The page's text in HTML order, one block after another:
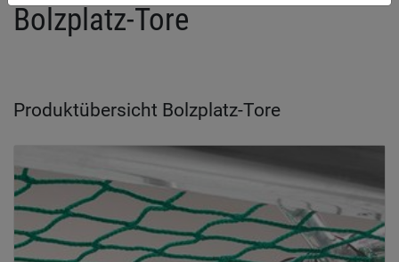
Bolzplatz-Tore
Produktübersicht Bolzplatz-Tore